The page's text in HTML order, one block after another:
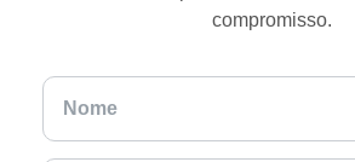
compromisso.